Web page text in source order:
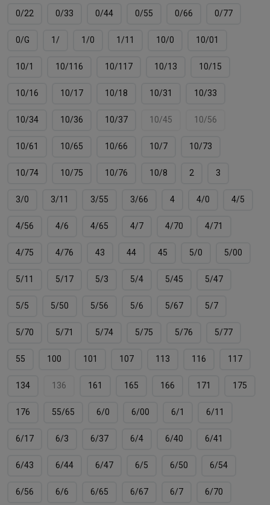
0/22 0/33 0/44 0/55 0/66 0/77
0/G 1/ 1/0 1/11 10/0 10/01
10/1 10/116 10/117 10/13 10/15
10/16 10/17 10/18 10/31 10/33
10/34 10/36 10/37 10/45 10/56
10/61 10/65 10/66 10/7 10/73
10/74 10/75 10/76 10/8 2 3
3/0 3/11 3/55 3/66 4 4/0 4/5
4/56 4/6 4/65 4/7 4/70 4/71
4/75 4/76 43 44 45 5/0 5/00
5/11 5/17 5/3 5/4 5/45 5/47
5/5 5/50 5/56 5/6 5/67 5/7
5/70 5/71 5/74 5/75 5/76 5/77
55 100 101 107 113 116 117
134 136 161 165 166 171 175
176 55/65 6/0 6/00 6/1 6/11
6/17 6/3 6/37 6/4 6/40 6/41
6/43 6/44 6/47 6/5 6/50 6/54
6/56 6/6 6/65 6/67 6/7 6/70